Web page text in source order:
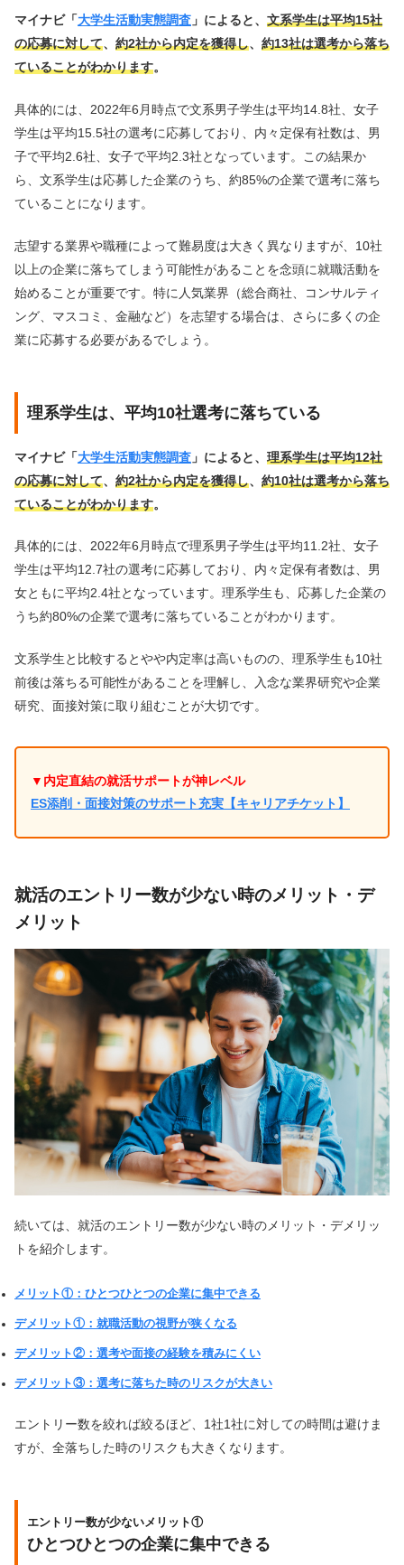
マイナビ「大学生活動実態調査 」によると、 文系学生は平均15社
の応募に対して、 約2社から内定を獲得し、 約13社は選考から落ち
ていることがわかります。
具体的には、2022年6月時点で文系男子学生は平均14.8社、女子
学生は平均15.5社の選考に応募しており、内々定保有社数は、男
子で平均2.6社、女子で平均2.3社となっています。この結果か
ら、文系学生は応募した企業のうち、約85%の企業で選考に落ち
ていることになります。
志望する業界や職種によって難易度は大きく異なりますが、10社
以上の企業に落ちてしまう可能性があることを念頭に就職活動を
始めることが重要です。特に人気業界（総合商社、コンサルティ
ング、マスコミ、金融など）を志望する場合は、さらに多くの企
業に応募する必要があるでしょう。
理系学生は、平均10社選考に落ちている
マイナビ「大学生活動実態調査 」によると、 理系学生は平均12社
の応募に対して、 約2社から内定を獲得し、 約10社は選考から落ち
ていることがわかります。
具体的には、2022年6月時点で理系男子学生は平均11.2社、女子
学生は平均12.7社の選考に応募しており、内々定保有者数は、男
女ともに平均2.4社となっています。理系学生も、応募した企業の
うち約80%の企業で選考に落ちていることがわかります。
文系学生と比較するとやや内定率は高いものの、理系学生も10社
前後は落ちる可能性があることを理解し、入念な業界研究や企業
研究、面接対策に取り組むことが大切です。
▼内定直結の就活サポートが神レベル
ES添削・面接対策のサポート充実【キャリアチケット】
就活のエントリー数が少ない時のメリット・デ
メリット
続いては、就活のエントリー数が少ない時のメリット・デメリッ
トを紹介します。
メリット①：ひとつひとつの企業に集中できる
デメリット①：就職活動の視野が狭くなる
デメリット②：選考や面接の経験を積みにくい
デメリット③：選考に落ちた時のリスクが大きい
エントリー数を絞れば絞るほど、1社1社に対しての時間は避けま
すが、全落ちした時のリスクも大きくなります。
エントリー数が少ないメリット①
ひとつひとつの企業に集中できる